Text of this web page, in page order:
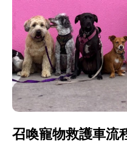
召喚寵物救護車流